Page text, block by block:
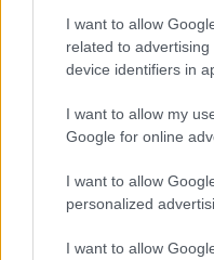
I want to allow
related to
device identifiers in
I want to allow my
Google for online
I want to allow
personalized
I want to allow
Ez a
sokan
Az Edge Panel az
jelentősen felgyorsítja a
miközben a Pixel